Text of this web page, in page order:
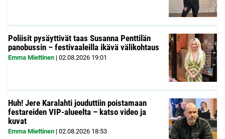
Poliisit pysäyttivät taas Susanna Penttilän
panobussin – festivaaleilla ikävä välikohtaus
Emma Miettinen | 02.08.2026 19:01
Huh! Jere Karalahti jouduttiin poistamaan
festareiden VIP-alueelta – katso video ja
kuvat
Emma Miettinen | 02.08.2026 18:53